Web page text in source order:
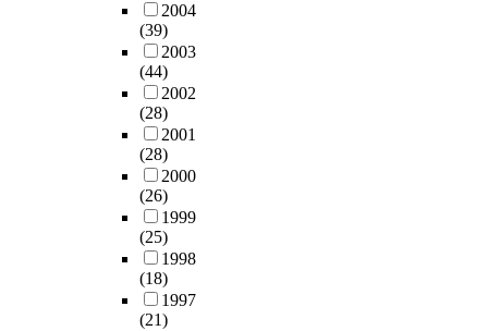
2004
(39)
2003
(44)
2002
(28)
2001
(28)
2000
(26)
1999
(25)
1998
(18)
1997
(21)